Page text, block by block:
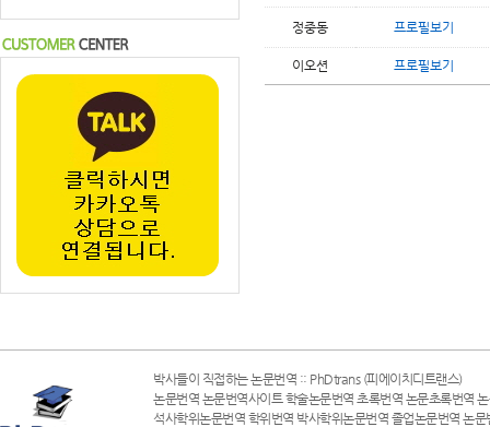
정중동 프로필보기
이오션 프로필보기
박사들이 직접하는 논문번역 :: PhDtrans (피에이치디트랜스)
논문번역 논문번역사이트 학술논문번역 초록번역 논문초록번역
석사학위논문번역 학위번역 박사학위논문번역 졸업논문번역 논